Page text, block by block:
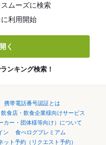
ムーズに検索
利用開始
く
ンキング検索！
携帯電話番号認証とは
飲食店・飲食企業様向けサービス
カー・団体様等向け）について
ン
食べログプレミアム
ット予約（リクエスト予約）